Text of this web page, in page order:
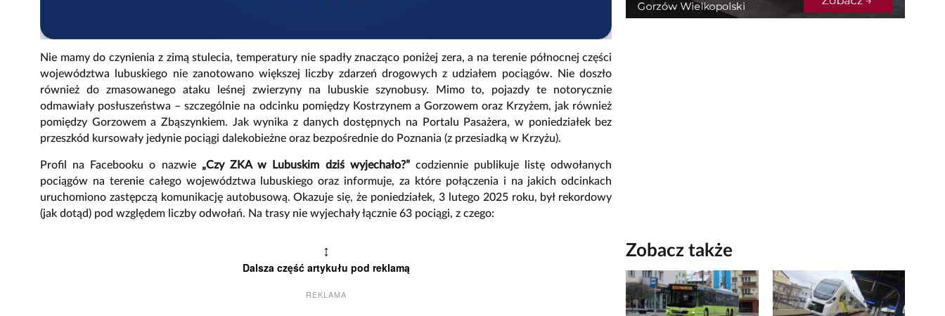
Nie mamy do czynienia z zimą stulecia, temperatury nie spadły znacząco poniżej zera, a na terenie północnej części
województwa lubuskiego nie zanotowano większej liczby zdarzeń drogowych z udziałem pociągów. Nie doszło
również do zmasowanego ataku leśnej zwierzyny na lubuskie szynobusy. Mimo to, pojazdy te notorycznie
odmawiały posłuszeństwa – szczególnie na odcinku pomiędzy Kostrzynem a Gorzowem oraz Krzyżem, jak również
pomiędzy Gorzowem a Zbąszynkiem. Jak wynika z danych dostępnych na Portalu Pasażera, w poniedziałek bez
przeszkód kursowały jedynie pociągi dalekobieżne oraz bezpośrednie do Poznania (z przesiadką w Krzyżu).
Profil na Facebooku o nazwie „Czy ZKA w Lubuskim dziś wyjechało?”codziennie publikuje listę odwołanych
pociągów na terenie całego województwa lubuskiego oraz informuje, za które połączenia i na jakich odcinkach
uruchomiono zastępczą komunikację autobusową. Okazuje się, że poniedziałek, 3 lutego 2025 roku, był rekordowy
(jak dotąd) pod względem liczby odwołań. Na trasy nie wyjechały łącznie 63 pociągi, z czego:
↕
Dalsza część artykułu pod reklamą
REKLAMA
Zobacz także